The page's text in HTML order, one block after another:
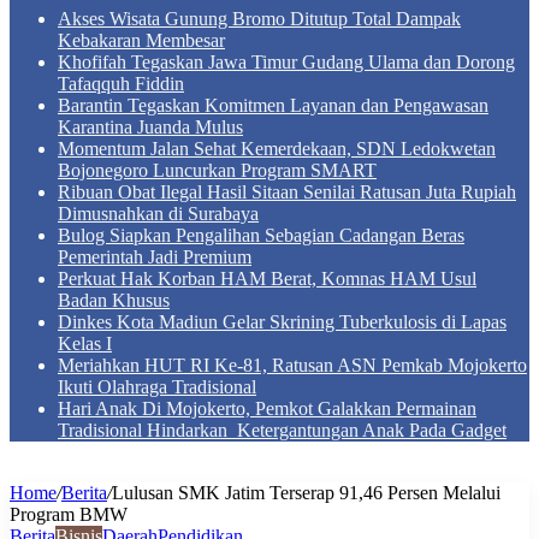
Akses Wisata Gunung Bromo Ditutup Total Dampak
Kebakaran Membesar
Khofifah Tegaskan Jawa Timur Gudang Ulama dan Dorong
Tafaqquh Fiddin
Barantin Tegaskan Komitmen Layanan dan Pengawasan
Karantina Juanda Mulus
Momentum Jalan Sehat Kemerdekaan, SDN Ledokwetan
Bojonegoro Luncurkan Program SMART
Ribuan Obat Ilegal Hasil Sitaan Senilai Ratusan Juta Rupiah
Dimusnahkan di Surabaya
Bulog Siapkan Pengalihan Sebagian Cadangan Beras
Pemerintah Jadi Premium
Perkuat Hak Korban HAM Berat, Komnas HAM Usul
Badan Khusus
Dinkes Kota Madiun Gelar Skrining Tuberkulosis di Lapas
Kelas I
Meriahkan HUT RI Ke-81, Ratusan ASN Pemkab Mojokerto
Ikuti Olahraga Tradisional
Hari Anak Di Mojokerto, Pemkot Galakkan Permainan
Tradisional Hindarkan Ketergantungan Anak Pada Gadget
Home/Berita/Lulusan SMK Jatim Terserap 91,46 Persen Melalui
Program BMW